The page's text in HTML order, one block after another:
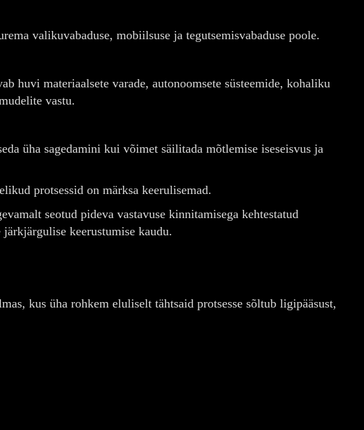
valikuvabaduse, mobiilsuse ja tegutsemisvabaduse poole.
huvi materiaalsete varade, autonoomsete süsteemide, kohaliku
vastu.
üha sagedamini kui võimet säilitada mõtlemise iseseisvus ja
protsessid on märksa keerulisemad.
seotud pideva vastavuse kinnitamisega kehtestatud
keerustumise kaudu.
kus üha rohkem eluliselt tähtsaid protsesse sõltub ligipääsust,